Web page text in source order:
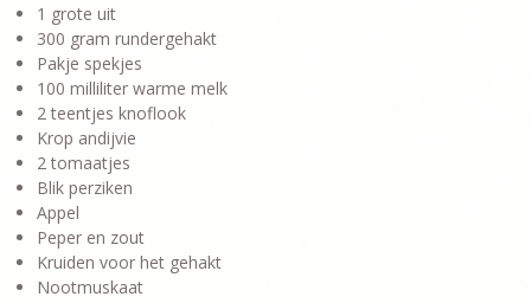
1 grote uit
300 gram rundergehakt
Pakje spekjes
100 milliliter warme melk
2 teentjes knoflook
Krop andijvie
2 tomaatjes
Blik perziken
Appel
Peper en zout
Kruiden voor het gehakt
Nootmuskaat